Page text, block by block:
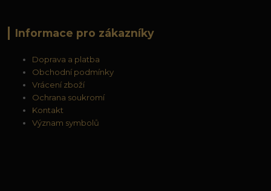
Informace pro zákazníky
Doprava a platba
Obchodní podmínky
Vrácení zboží
Ochrana soukromí
Kontakt
Význam symbolů